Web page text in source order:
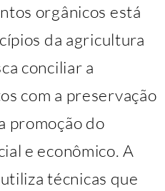
orgânicos está
da agricultura
conciliar a
com a preservação
promoção do
e econômico. A
técnicas que